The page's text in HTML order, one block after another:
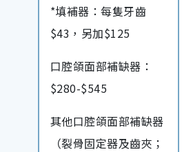
*填補器：每隻牙齒
$43，另加$125
口腔頜面部補缺器：
$280-$545
其他口腔頜面部補缺器
（裂骨固定器及齒夾；